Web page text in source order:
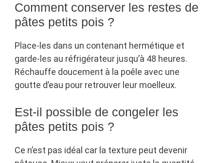
Comment conserver les restes de
pâtes petits pois ?
Place-les dans un contenant hermétique et
garde-les au réfrigérateur jusqu’à 48 heures.
Réchauffe doucement à la poêle avec une
goutte d’eau pour retrouver leur moelleux.
Est-il possible de congeler les
pâtes petits pois ?
Ce n’est pas idéal car la texture peut devenir